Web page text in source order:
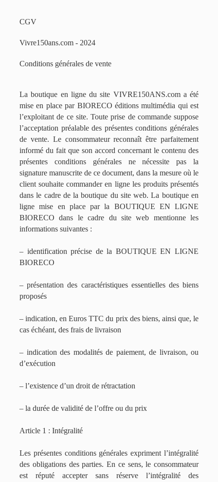
CGV
Vivre150ans.com - 2024
Conditions générales de vente
La boutique en ligne du site VIVRE150ANS.com a été
mise en place par BIORECO éditions multimédia qui est
l’exploitant de ce site. Toute prise de commande suppose
l’acceptation préalable des présentes conditions générales
de vente. Le consommateur reconnaît être parfaitement
informé du fait que son accord concernant le contenu des
présentes conditions générales ne nécessite pas la
signature manuscrite de ce document, dans la mesure où le
client souhaite commander en ligne les produits présentés
dans le cadre de la boutique du site web. La boutique en
ligne mise en place par la BOUTIQUE EN LIGNE
BIORECO dans le cadre du site web mentionne les
informations suivantes :
– identification précise de la BOUTIQUE EN LIGNE
BIORECO
– présentation des caractéristiques essentielles des biens
proposés
– indication, en Euros TTC du prix des biens, ainsi que, le
cas échéant, des frais de livraison
– indication des modalités de paiement, de livraison, ou
d’exécution
– l’existence d’un droit de rétractation
– la durée de validité de l’offre ou du prix
Article 1 : Intégralité
Les présentes conditions générales expriment l’intégralité
des obligations des parties. En ce sens, le consommateur
est réputé accepter sans réserve l’intégralité des